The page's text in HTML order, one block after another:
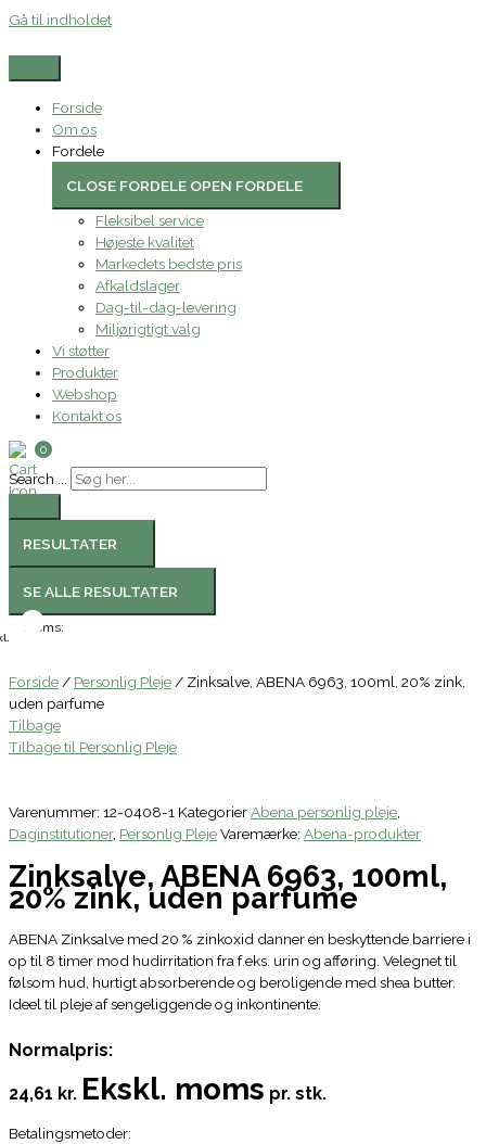
Gå til indholdet
Forside
Om os
Fordele
CLOSE FORDELE OPEN FORDELE
Fleksibel service
Højeste kvalitet
Markedets bedste pris
Afkaldslager
Dag-til-dag-levering
Miljørigtigt valg
Vi støtter
Produkter
Webshop
Kontakt os
0
Search ...
RESULTATER
SE ALLE RESULTATER
Moms:
Forside/ Personlig Pleje/ Zinksalve, ABENA 6963, 100ml, 20% zink,
uden parfume
Tilbage
Tilbage til Personlig Pleje
Varenummer: 12-0408-1 KategorierAbena personlig pleje,
Daginstitutioner, Personlig PlejeVaremærke: Abena-produkter
Zinksalve, ABENA 6963, 100ml,
20% zink, uden parfume
ABENA Zinksalve med 20 % zinkoxid danner en beskyttende barriere i
op til 8 timer mod hudirritation fra f.eks. urin og afføring. Velegnet til
følsom hud, hurtigt absorberende og beroligende med shea butter.
Ideel til pleje af sengeliggende og inkontinente.
Normalpris:
24,61 kr. Ekskl. moms pr. stk.
Betalingsmetoder: